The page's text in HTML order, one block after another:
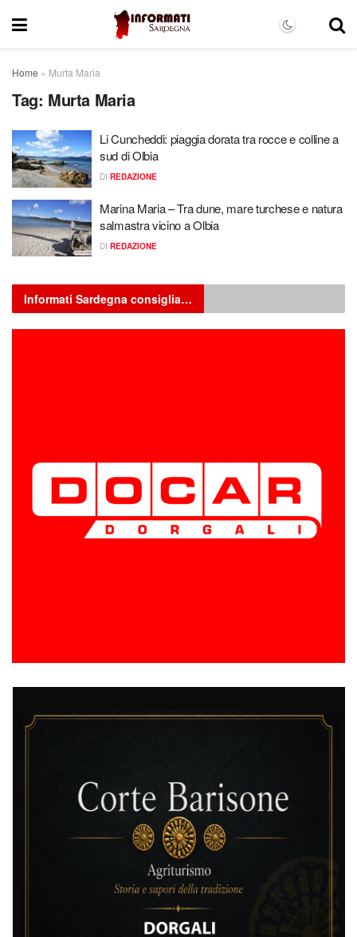
Home » Murta Maria
Tag: Murta Maria
Li Cuncheddi: piaggia dorata tra rocce e colline a
sud di Olbia
DI REDAZIONE
Marina Maria – Tra dune, mare turchese e natura
salmastra vicino a Olbia
DI REDAZIONE
Informati Sardegna consiglia…